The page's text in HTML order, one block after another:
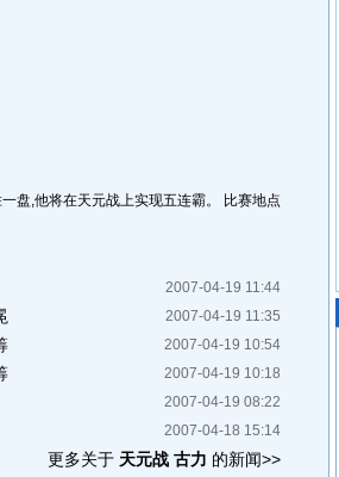
盘,他将在天元战上实现五连霸。 比赛地点
2007-04-19 11:44
2007-04-19 11:35
2007-04-19 10:54
2007-04-19 10:18
2007-04-19 08:22
2007-04-18 15:14
更多关于 天元战 古力 的新闻>>